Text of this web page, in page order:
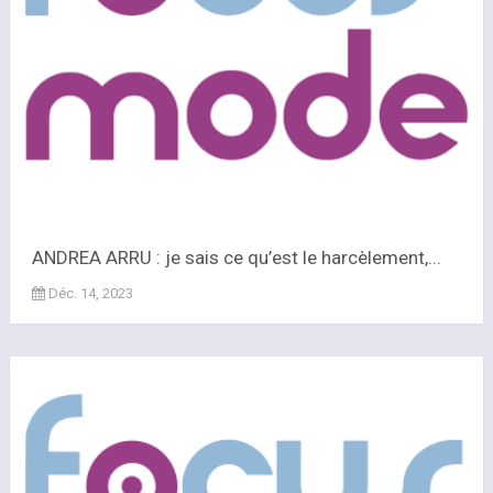
ANDREA ARRU : je sais ce qu’est le harcèlement,...
Déc. 14, 2023